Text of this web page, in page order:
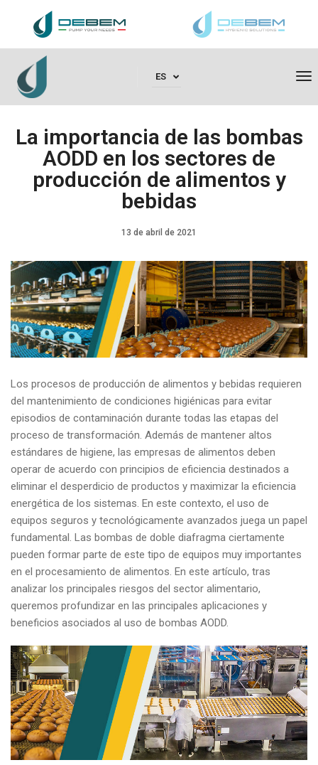
ES
La importancia de las bombas
AODD en los sectores de
producción de alimentos y
bebidas
13 de abril de 2021
Los procesos de producción de alimentos y bebidas requieren
del mantenimiento de condiciones higiénicas para evitar
episodios de contaminación durante todas las etapas del
proceso de transformación. Además de mantener altos
estándares de higiene, las empresas de alimentos deben
operar de acuerdo con principios de eficiencia destinados a
eliminar el desperdicio de productos y maximizar la eficiencia
energética de los sistemas. En este contexto, el uso de
equipos seguros y tecnológicamente avanzados juega un papel
fundamental. Las bombas de doble diafragma ciertamente
pueden formar parte de este tipo de equipos muy importantes
en el procesamiento de alimentos. En este artículo, tras
analizar los principales riesgos del sector alimentario,
queremos profundizar en las principales aplicaciones y
beneficios asociados al uso de bombas AODD.